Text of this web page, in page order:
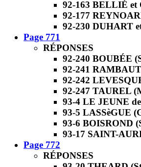
92-163 BELLIÉ et
92-177
92-230 DUHART
Page 771
RÉPONSES
92-240 BOUBÉE
92-241
92-242
92-247 TAUREL
93-4 LE JEUNE
93-5 LASSèGUE
93-6 BOISROND
93-17 SAINT-
Page 772
RÉPONSES